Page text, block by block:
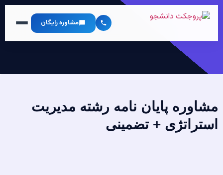
مشاوره رایگان
مشاوره پایان نامه رشته مدیریت
استراتژی + تضمینی